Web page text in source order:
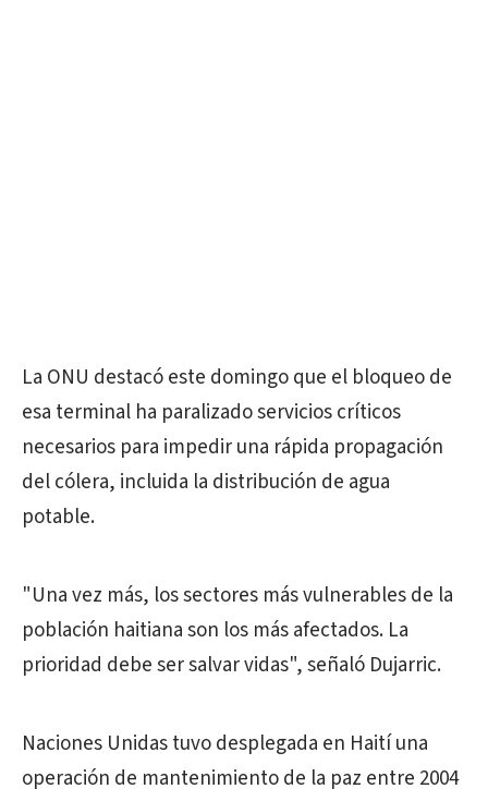
La ONU destacó este domingo que el bloqueo de
esa terminal ha paralizado servicios críticos
necesarios para impedir una rápida propagación
del cólera, incluida la distribución de agua
potable.
"Una vez más, los sectores más vulnerables de la
población haitiana son los más afectados. La
prioridad debe ser salvar vidas", señaló Dujarric.
Naciones Unidas tuvo desplegada en Haití una
operación de mantenimiento de la paz entre 2004